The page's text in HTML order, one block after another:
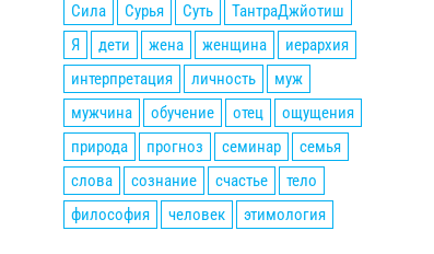
Сила
Сурья Суть
ТантраДжйотиш
Я
дети жена женщина
иерархия
интерпретация
личность
муж
мужчина
обучение отец
ощущения
природа
прогноз семинар
семья
слова
сознание счастье
тело
философия
человек этимология